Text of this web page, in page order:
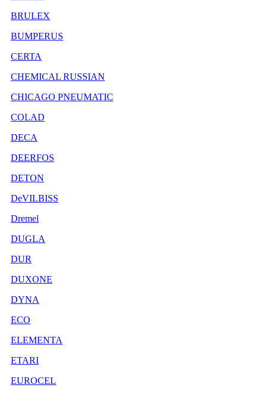
BRULEX
BUMPERUS
CERTA
CHEMICAL RUSSIAN
CHICAGO PNEUMATIC
COLAD
DECA
DEERFOS
DETON
DeVILBISS
Dremel
DUGLA
DUR
DUXONE
DYNA
ECO
ELEMENTA
ETARI
EUROCEL